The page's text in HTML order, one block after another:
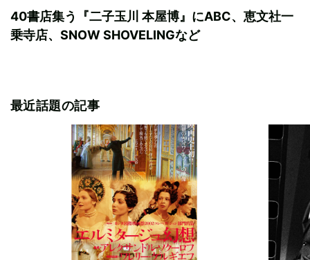
40書店集う『二子玉川 本屋博』にABC、恵文社一
乗寺店、SNOW SHOVELINGなど
最近話題の記事